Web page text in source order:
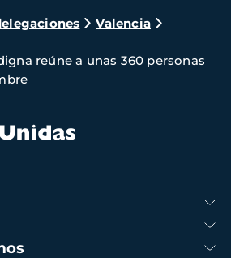
Valencia
reúne a unas 360 personas